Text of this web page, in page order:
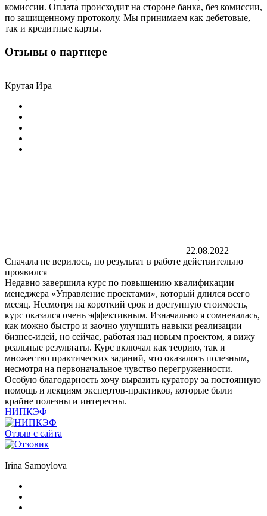
комиссии. Оплата происходит на стороне банка, без комиссии,
по защищенному протоколу. Мы принимаем как дебетовые,
так и кредитные карты.
Отзывы о партнере
Крутая Ира
22.08.2022
Сначала не верилось, но результат в работе действительно
проявился
Недавно завершила курс по повышению квалификации
менеджера «Управление проектами», который длился всего
месяц. Несмотря на короткий срок и доступную стоимость,
курс оказался очень эффективным. Изначально я сомневалась,
как можно быстро и заочно улучшить навыки реализации
бизнес-идей, но сейчас, работая над новым проектом, я вижу
реальные результаты. Курс включал как теорию, так и
множество практических заданий, что оказалось полезным,
несмотря на первоначальное чувство перегруженности.
Особую благодарность хочу выразить куратору за постоянную
помощь и лекциям экспертов-практиков, которые были
крайне полезны и интересны.
НИПКЭФ
Отзыв с сайта
Irina Samoylova